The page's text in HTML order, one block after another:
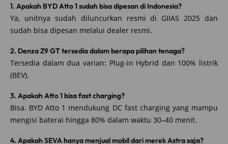
1. Apakah BYD Atto 1 sudah bisa dipesan di Indonesia?
Ya, unitnya sudah diluncurkan resmi di GIIAS 2025 dan
sudah bisa dipesan melalui dealer resmi.
2. Denza Z9 GT tersedia dalam berapa pilihan tenaga?
Tersedia dalam dua varian: Plug-in Hybrid dan 100% listrik
(BEV).
3. Apakah Atto 1 bisa fast charging?
Bisa. BYD Atto 1 mendukung DC fast charging yang mampu
mengisi baterai hingga 80% dalam waktu 30–40 menit.
4. Apakah SEVA hanya menjual mobil dari merek Astra saja?